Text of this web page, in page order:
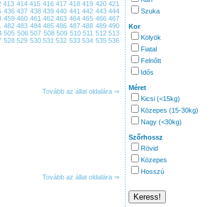
413 414 415 416 417 418 419 420 421
436437 438 439440 441442 443444
459460 461 462463 464465 466467
482483 484 485486 487488 489490
505 506 507 508 509 510 511 512 513
528529 530 531532 533534 535536
Tovább az állat oldalára ⇒
Tovább az állat oldalára ⇒
Szuka
Kor
Kölyök
Fiatal
Felnőtt
Idős
Méret
Kicsi (<15kg)
Közepes (15-30kg)
Nagy (<30kg)
Szőrhossz
Rövid
Közepes
Hosszú